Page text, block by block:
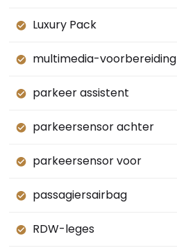
Luxury Pack
multimedia-voorbereiding
parkeer assistent
parkeersensor achter
parkeersensor voor
passagiersairbag
RDW-leges